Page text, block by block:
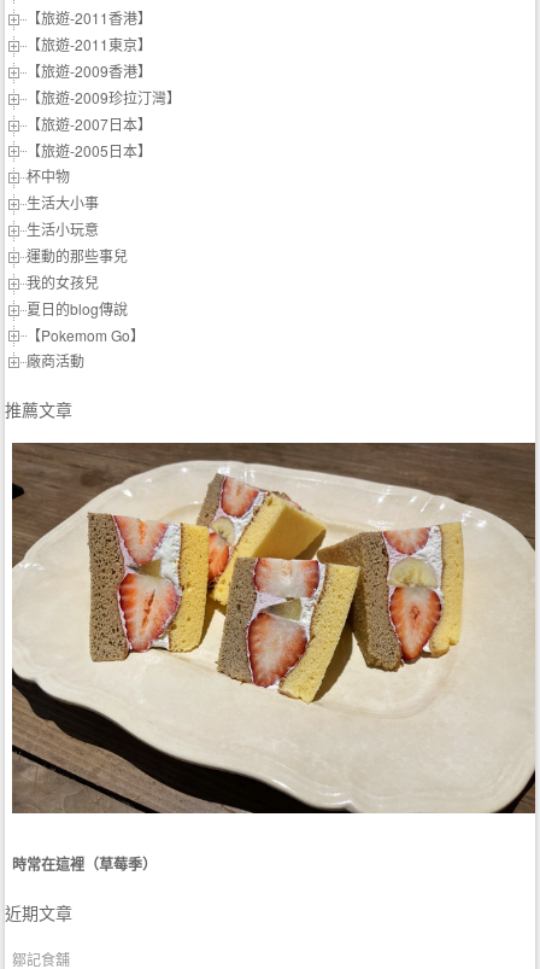
【旅遊-2011香港】
【旅遊-2011東京】
【旅遊-2009香港】
【旅遊-2009珍拉汀灣】
【旅遊-2007日本】
【旅遊-2005日本】
杯中物
生活大小事
生活小玩意
運動的那些事兒
我的女孩兒
夏日的blog傳說
【Pokemom Go】
廠商活動
推薦文章
時常在這裡（草莓季）
近期文章
鄒記食舖